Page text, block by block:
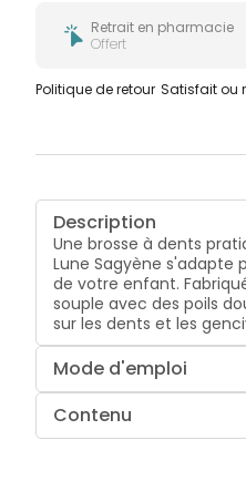
Retrait en pharmacie
Offert
Politique de retour Satisfait ou
Description
Une brosse à dents
Lune Sagyène
de votre enfant.
souple avec des poils
sur les dents et les
Mode d'emploi
Contenu